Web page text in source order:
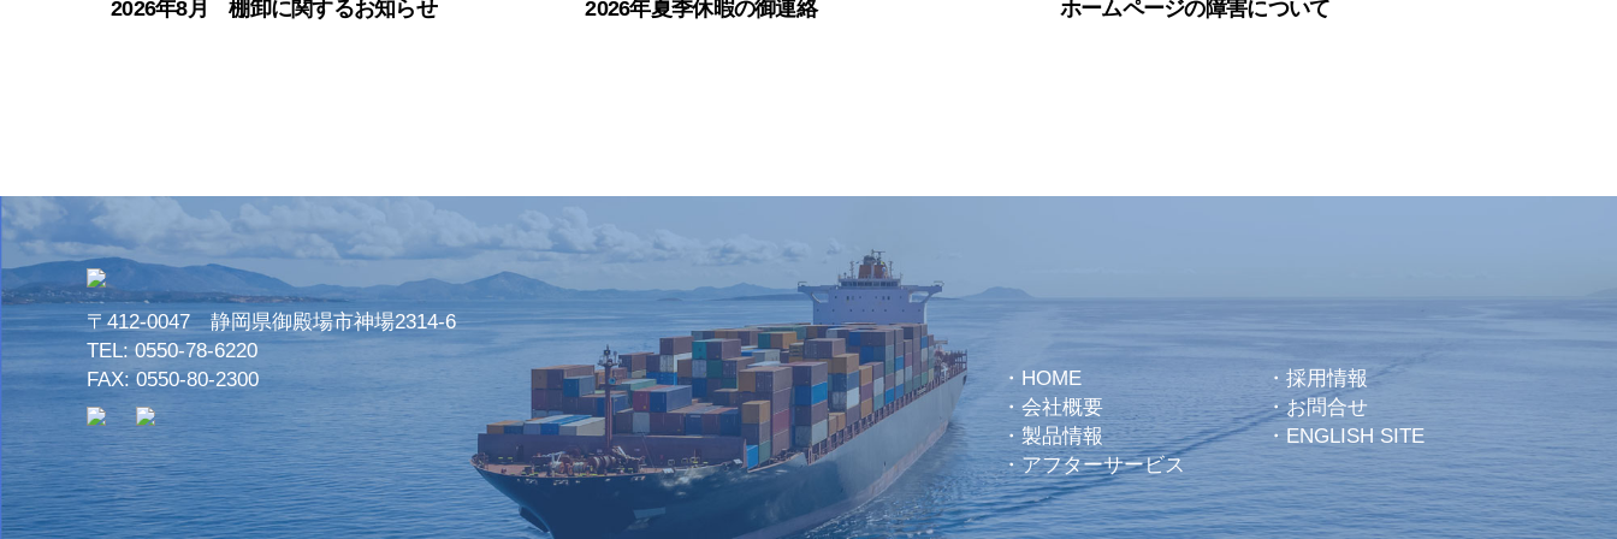
2026年8月 棚卸に関するお知らせ 2026年夏季休暇の御連絡 ホームページの障害について
〒412-0047 静岡県御殿場市神場2314-6
TEL:0550-78-6220
FAX: 0550-80-2300
・ HOME
・ 会社概要
・ 製品情報
・アフターサービス
・ 採用情報
・お問合せ
・ ENGLISH SITE